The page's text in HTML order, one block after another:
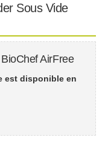
Sous Vide
AirFree
est disponible en